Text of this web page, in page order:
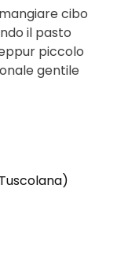
cibo
il pasto
piccolo
gentile